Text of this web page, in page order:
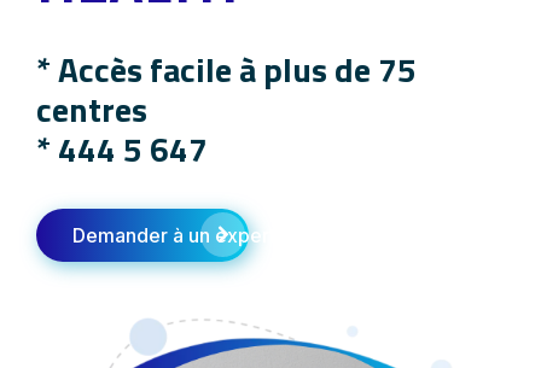
* Accès facile à plus de 75
centres
*444 5 647
Demander à un expert